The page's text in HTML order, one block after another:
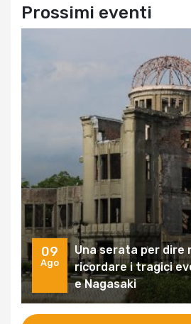
Prossimi eventi
09
Ago
Una serata per dire
ricordare i tragici
e Nagasaki